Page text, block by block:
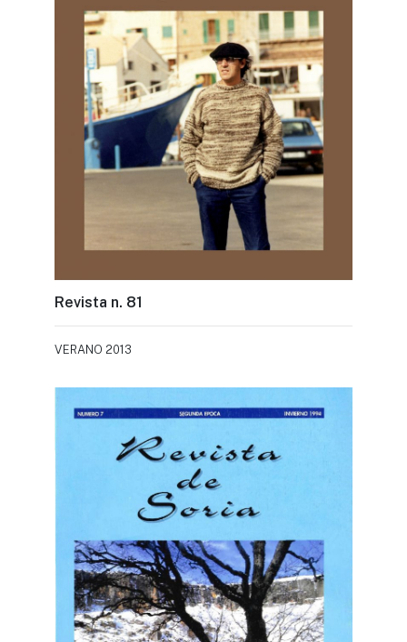
Revista n. 81
VERANO 2013